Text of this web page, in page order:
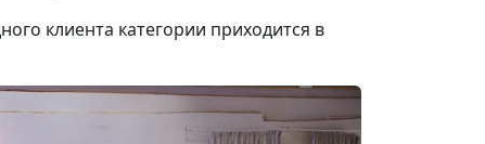
клиента категории приходится в